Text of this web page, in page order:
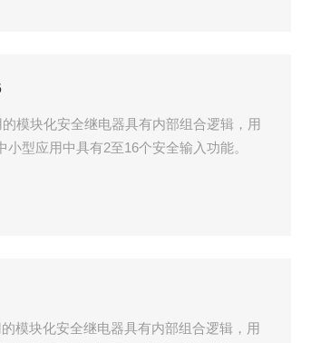
模块化安全继电器具有内部组合逻辑，用
型应用中具有2至16个安全输入功能。
模块化安全继电器具有内部组合逻辑，用